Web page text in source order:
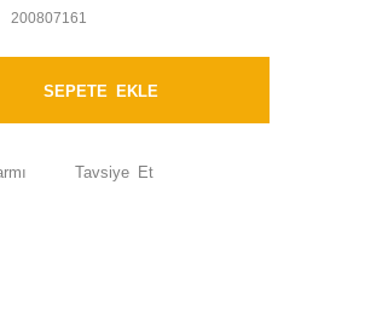
200807161
SEPETE EKLE
Tavsiye Et